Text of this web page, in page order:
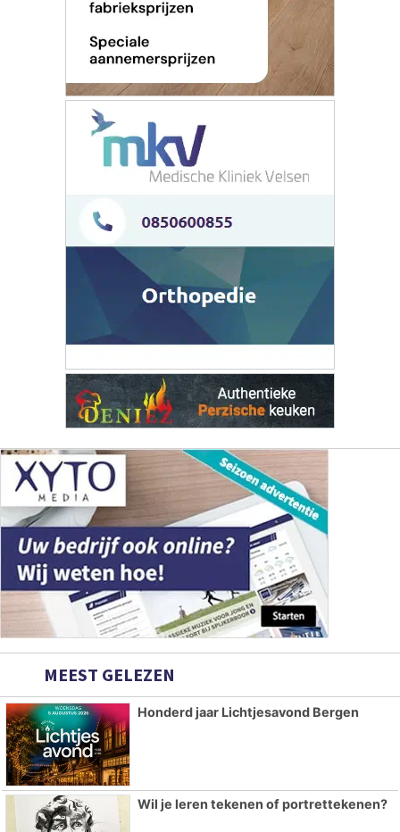
MEEST GELEZEN
Honderd jaar Lichtjesavond Bergen
Wil je leren tekenen of portrettekenen?